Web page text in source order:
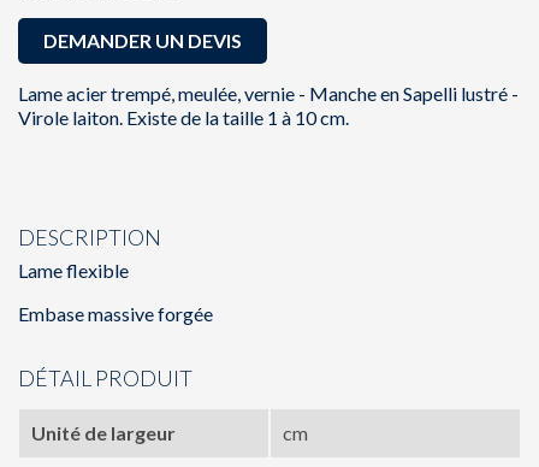
DEMANDER UN DEVIS
Lame acier trempé, meulée, vernie - Manche en Sapelli lustré -
Virole laiton. Existe de la taille 1 à 10 cm.
DESCRIPTION
Lame flexible
Embase massive forgée
DÉTAIL PRODUIT
Unité de largeur cm